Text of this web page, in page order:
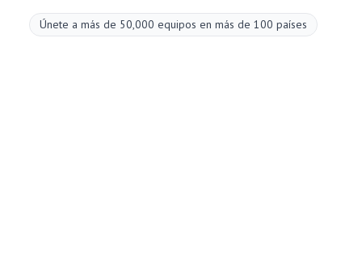
Únete a más de 50,000 equipos en más de 100 países